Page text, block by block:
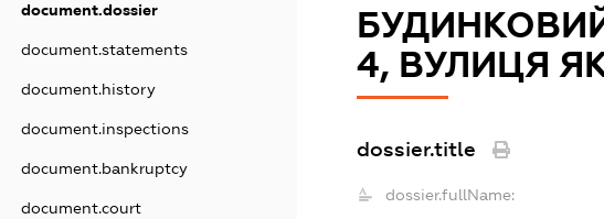
document.dossier
document.statements
document.history
document.inspections
document.bankruptcy
document.court
4, ВУЛИЦЯ
dossier.title
dossier.fullName: